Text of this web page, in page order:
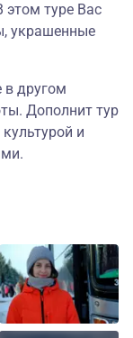
этом туре Вас
украшенные
в другом
Дополнит тур
и